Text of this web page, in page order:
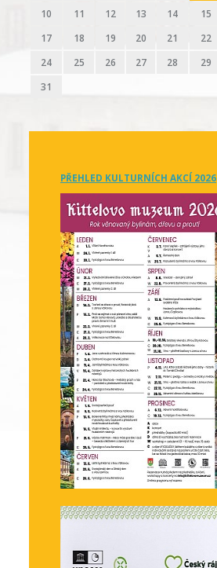
10
11 12 13 14 15
17
18 19 20 21 22
24
25 26 27 28 29
31
PŘEHLED KULTURNÍCH AKCÍ 2026